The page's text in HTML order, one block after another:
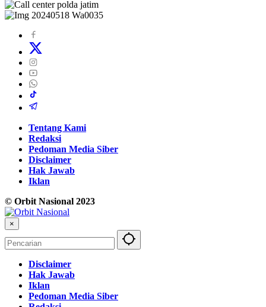
Tentang Kami
Redaksi
Pedoman Media Siber
Disclaimer
Hak Jawab
Iklan
© Orbit Nasional 2023
×
Disclaimer
Hak Jawab
Iklan
Pedoman Media Siber